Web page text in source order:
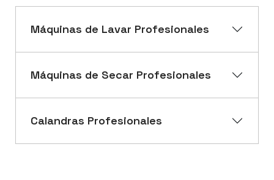
Máquinas de Lavar Profesionales
Máquinas de Secar Profesionales
Calandras Profesionales